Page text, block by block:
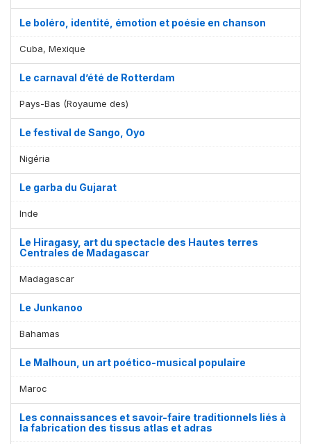
Le boléro, identité, émotion et poésie en chanson
Cuba, Mexique
Le carnaval d’été de Rotterdam
Pays-Bas (Royaume des)
Le festival de Sango, Oyo
Nigéria
Le garba du Gujarat
Inde
Le Hiragasy, art du spectacle des Hautes terres
Centrales de Madagascar
Madagascar
Le Junkanoo
Bahamas
Le Malhoun, un art poético-musical populaire
Maroc
Les connaissances et savoir-faire traditionnels liés à
la fabrication des tissus atlas et adras